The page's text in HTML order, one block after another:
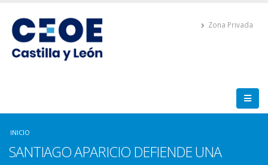
Zona Privada
INICIO
SANTIAGO APARICIO DEFIENDE UNA